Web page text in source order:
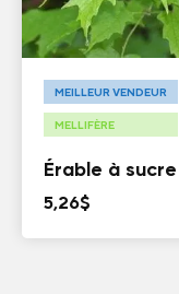
MEILLEUR VENDEUR
MELLIFÈRE
Érable à sucre
5,26$